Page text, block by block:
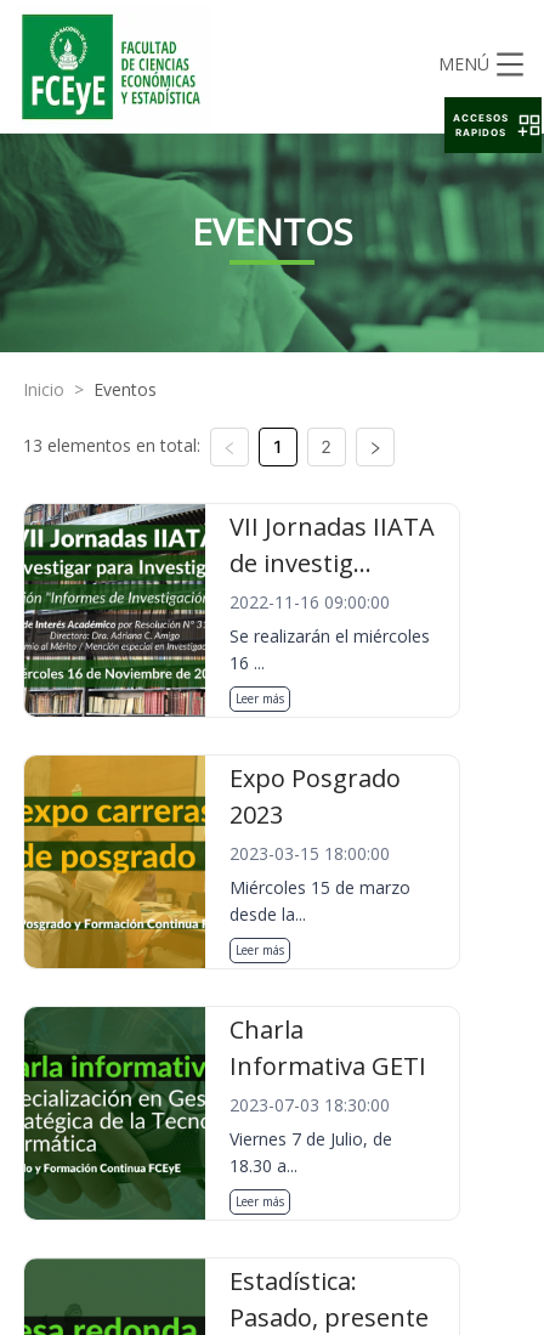
MENÚ
EVENTOS
Inicio > Eventos
13 elementos en total: 1 2
VII Jornadas IIATA
de investig...
2022-11-16 09:00:00
Se realizarán el miércoles
16 ...
Leer más
Expo Posgrado
2023
2023-03-15 18:00:00
Miércoles 15 de marzo
desde la...
Leer más
Charla
Informativa GETI
2023-07-03 18:30:00
Viernes 7 de Julio, de
18.30 a...
Leer más
Estadística:
Pasado, presente
ACCESOS
RAPIDOS